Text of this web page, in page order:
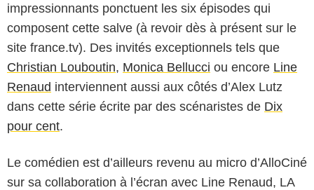
impressionnants ponctuent les six épisodes qui
composent cette salve (à revoir dès à présent sur le
site france.tv). Des invités exceptionnels tels que
Christian Louboutin, Monica Bellucci ou encore Line
Renaud interviennent aussi aux côtés d’Alex Lutz
dans cette série écrite par des scénaristes de Dix
pour cent.
Le comédien est d’ailleurs revenu au micro d’AlloCiné
sur sa collaboration à l’écran avec Line Renaud, LA